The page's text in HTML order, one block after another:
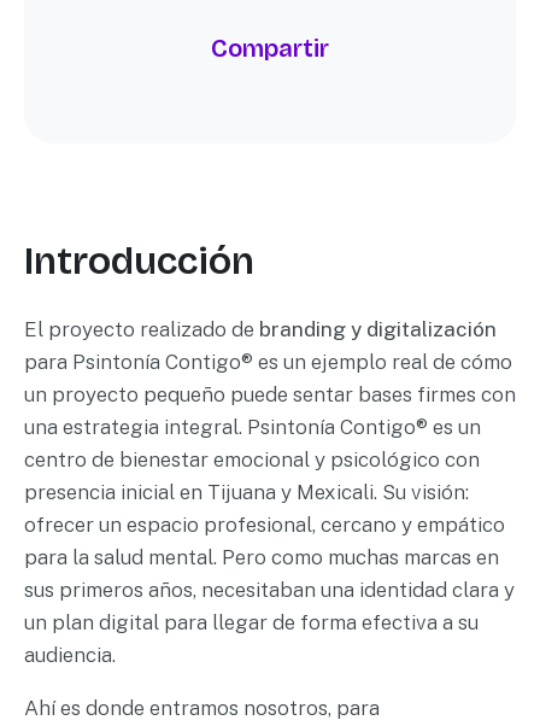
Compartir
Introducción
El proyecto realizado de branding y digitalización
para Psintonía Contigo® es un ejemplo real de cómo
un proyecto pequeño puede sentar bases firmes con
una estrategia integral. Psintonía Contigo® es un
centro de bienestar emocional y psicológico con
presencia inicial en Tijuana y Mexicali. Su visión:
ofrecer un espacio profesional, cercano y empático
para la salud mental. Pero como muchas marcas en
sus primeros años, necesitaban una identidad clara y
un plan digital para llegar de forma efectiva a su
audiencia.
Ahí es donde entramos nosotros, para